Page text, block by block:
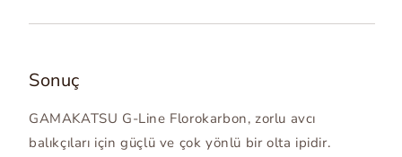
Sonuç
GAMAKATSU G-Line Florokarbon, zorlu avcı
balıkçıları için güçlü ve çok yönlü bir olta ipidir.